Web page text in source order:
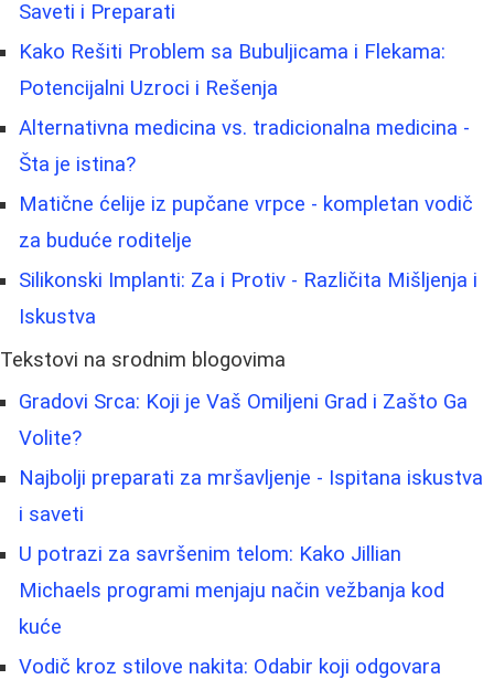
Saveti i Preparati
Kako Rešiti Problem sa Bubuljicama i Flekama:
Potencijalni Uzroci i Rešenja
Alternativna medicina vs. tradicionalna medicina -
Šta je istina?
Matične ćelije iz pupčane vrpce - kompletan vodič
za buduće roditelje
Silikonski Implanti: Za i Protiv - Različita Mišljenja i
Iskustva
Tekstovi na srodnim blogovima
Gradovi Srca: Koji je Vaš Omiljeni Grad i Zašto Ga
Volite?
Najbolji preparati za mršavljenje - Ispitana iskustva
i saveti
U potrazi za savršenim telom: Kako Jillian
Michaels programi menjaju način vežbanja kod
kuće
Vodič kroz stilove nakita: Odabir koji odgovara